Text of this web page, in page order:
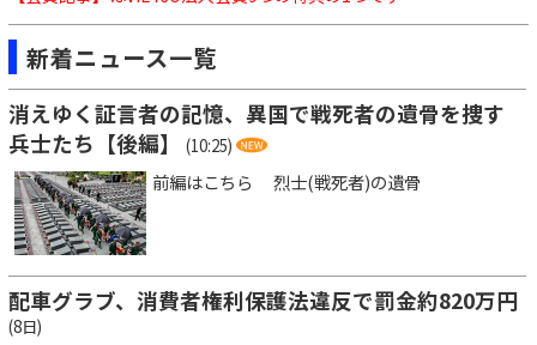
新着ニュース一覧
消えゆく証言者の記憶、異国で戦死者の遺骨を捜す
兵士たち【後編】
(10:25)
前編はこちら 烈士(戦死者)の遺骨
配車グラブ、消費者権利保護法違反で罰金約820万円
(8日)